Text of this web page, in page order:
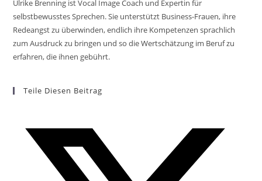
Ulrike Brenning ist Vocal Image Coach und Expertin für
selbstbewusstes Sprechen. Sie unterstützt Business-Frauen, ihre
Redeangst zu überwinden, endlich ihre Kompetenzen sprachlich
zum Ausdruck zu bringen und so die Wertschätzung im Beruf zu
erfahren, die ihnen gebührt.
Teile Diesen Beitrag